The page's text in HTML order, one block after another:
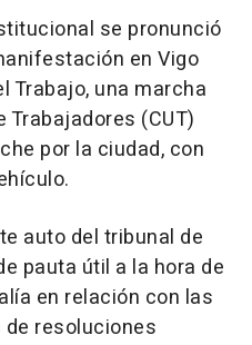
se pronunció
en Vigo
Trabajo, una marcha
Trabajadores (CUT)
por la ciudad, con
auto del tribunal de
pauta útil a la hora de
en relación con las
resoluciones